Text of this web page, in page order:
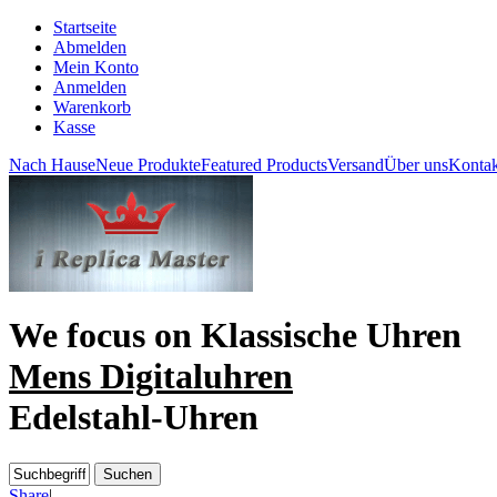
Startseite
Abmelden
Mein Konto
Anmelden
Warenkorb
Kasse
Nach HauseNeue ProdukteFeatured ProductsVersandÜber uns
We focus on Klassische Uhren
Mens Digitaluhren
Edelstahl-Uhren